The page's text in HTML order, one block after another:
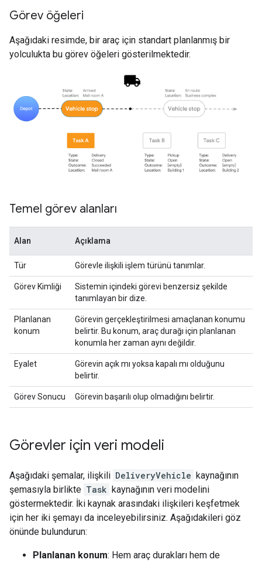
Görev öğeleri
Aşağıdaki resimde, bir araç için standart planlanmış bir
yolculukta bu görev öğeleri gösterilmektedir.
Temel görev alanları
Alan Açıklama
Tür Görevle ilişkili işlem türünü tanımlar.
Görev Kimliği
Sistemin içindeki görevi benzersiz şekilde
tanımlayan bir dize.
Planlanan
konum
Görevin gerçekleştirilmesi amaçlanan konumu
belirtir. Bu konum, araç durağı için planlanan
konumla her zaman aynı değildir.
Eyalet
Görevin açık mı yoksa kapalı mı olduğunu
belirtir.
Görev Sonucu Görevin başarılı olup olmadığını belirtir.
Görevler için veri modeli
Aşağıdaki şemalar, ilişkili DeliveryVehicle kaynağının
şemasıyla birlikte Task kaynağının veri modelini
göstermektedir. İki kaynak arasındaki ilişkileri keşfetmek
için her iki şemayı da inceleyebilirsiniz. Aşağıdakileri göz
önünde bulundurun:
Planlanan konum: Hem araç durakları hem de